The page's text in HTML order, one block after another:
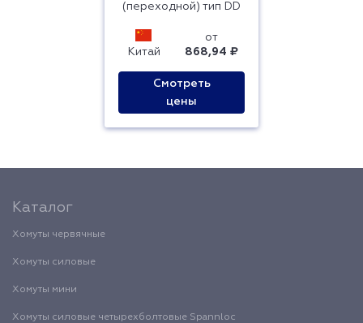
(переходной) тип DD
Китай
от
868,94 ₽
Смотреть
цены
Каталог
Хомуты червячные
Хомуты силовые
Хомуты мини
Хомуты силовые четырехболтовые Spannloc